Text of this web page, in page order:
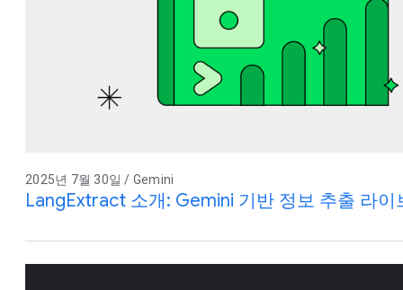
2025년 7월 30일 / Gemini
LangExtract 소개: Gemini 기반 정보 추출 라이